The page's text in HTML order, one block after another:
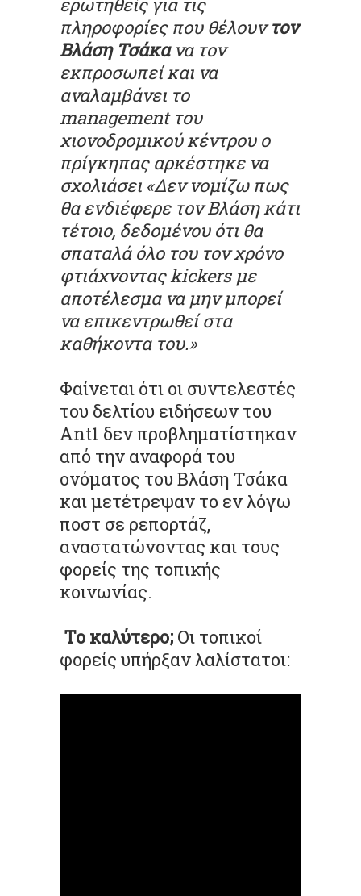
πληροφορίες που θέλουντον
Βλάση Τσάκα να τον
εκπροσωπεί και να
αναλαμβάνει το
management του
χιονοδρομικού κέντρου ο
πρίγκηπας αρκέστηκε να
σχολιάσει «Δεν νομίζω πως
θα ενδιέφερε τον Βλάση κάτι
τέτοιο, δεδομένου ότι θα
σπαταλά όλο του τον χρόνο
φτιάχνοντας kickers με
αποτέλεσμα να μην μπορεί
να επικεντρωθεί στα
καθήκοντα του.»
Φαίνεται ότι οι συντελεστές
του δελτίου ειδήσεων του
Ant1 δεν προβληματίστηκαν
από την αναφορά του
ονόματος του Βλάση Τσάκα
και μετέτρεψαν το εν λόγω
ποστ σε ρεπορτάζ,
αναστατώνοντας και τους
φορείς της τοπικής
κοινωνίας.
Το καλύτερο; Οι τοπικοί
φορείς υπήρξαν λαλίστατοι: